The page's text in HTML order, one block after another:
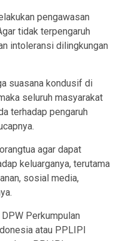
pengawasan
tidak terpengaruh
intoleransi dilingkungan
suasana kondusif di
seluruh masyarakat
terhadap pengaruh
agar dapat
keluarganya, terutama
sosial media,
Perkumpulan
atau PPLIPI